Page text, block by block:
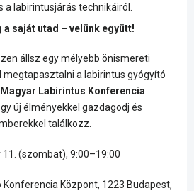
a labirintusjárás technikáiról.
a saját utad – velünk együtt!
állsz egy mélyebb önismereti
a labirintus gyógyító
Magyar Labirintus Konferencia
új élményekkel gazdagodj és
találkozz.
(szombat), 9:00–19:00
Konferencia Központ, 1223 Budapest,